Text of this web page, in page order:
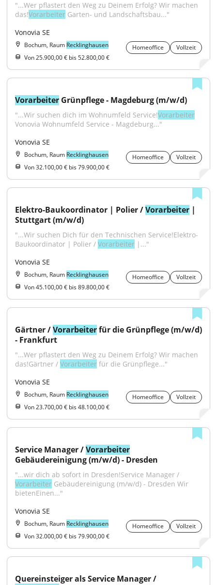
"...Wer pflastert den Weg zu Deinem Erfolg? Wir machen
das!Vorarbeiter Garten- und Landschaftsbau..."
Vonovia SE
Bochum, Raum Recklinghausen Homeoffice
Vollzeit
Von 25.900,00 € bis 52.800,00 €
Vorarbeiter Grünpflege - Magdeburg (m/w/d)
"...Wir suchen dich im Wohnumfeld Service!Vorarbeiter
Vonovia Wohnumfeld Service - Magdeburg..."
Vonovia SE
Bochum, Raum Recklinghausen Homeoffice
Vollzeit
Von 32.100,00 € bis 79.900,00 €
Elektro-Baukoordinator | Polier / Vorarbeiter |
Stuttgart (m/w/d)
"...Wir suchen Dich für den Technischen Service!Elektro-
Baukoordinator | Polier / Vorarbeiter |..."
Vonovia SE
Bochum, Raum Recklinghausen Homeoffice
Vollzeit
Von 45.100,00 € bis 89.800,00 €
Gärtner / Vorarbeiter für die Grünpflege (m/w/d)
- Frankfurt
"...Wer pflastert den Weg zu Deinem Erfolg? Wir machen
das!Gärtner / Vorarbeiter für die Grünpflege..."
Vonovia SE
Bochum, Raum Recklinghausen Homeoffice
Vollzeit
Von 23.700,00 € bis 48.100,00 €
Service Manager / Vorarbeiter
Gebäudereinigung (m/w/d) - Dresden
Vorarbeiter Gebäudereinigung (m/w/d) - Dresden Wir
bietenEinen..."
Vonovia SE
Bochum, Raum Recklinghausen Homeoffice
Vollzeit
Von 32.000,00 € bis 79.900,00 €